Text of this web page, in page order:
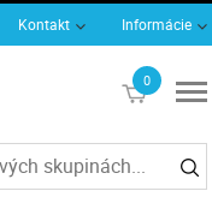
Kontakt Informácie
0
€0